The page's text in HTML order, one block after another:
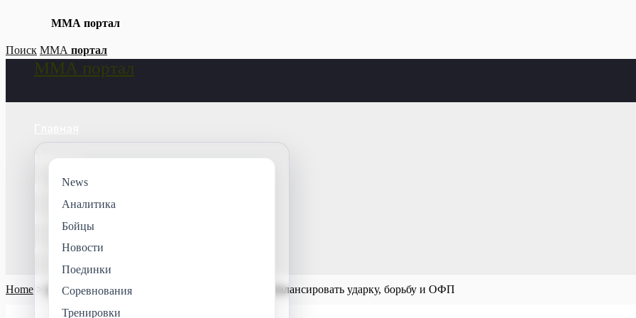
ММА портал
Skip
Поиск ММА портал
ММА портал
Новости
Поединки
Аналитика
Home Бойцы Тренировочный план по ММА: как сбалансировать ударку, борьбу и ОФП
News
Аналитика
Бойцы
Новости
Поединки
Соревнования
Тренировки